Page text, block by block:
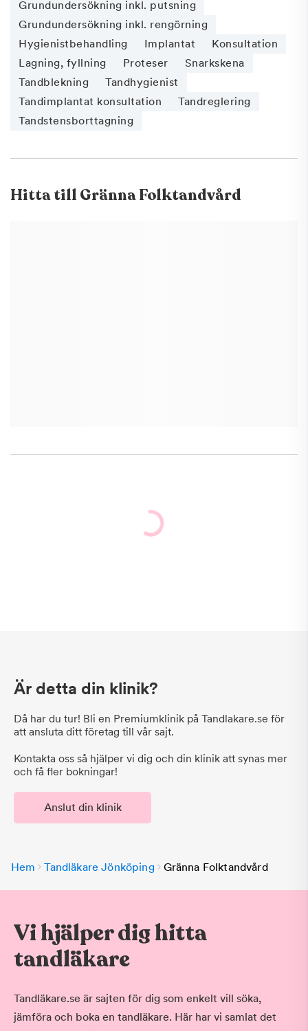
Grundundersökning inkl. putsning
Grundundersökning inkl. rengörning
Hygienistbehandling
Implantat
Konsultation
Lagning, fyllning
Proteser
Snarkskena
Tandblekning
Tandhygienist
Tandimplantat konsultation
Tandreglering
Tandstensborttagning
Hitta till Gränna Folktandvård
Är detta din klinik?
Då har du tur! Bli en Premiumklinik på Tandlakare.se för
att ansluta ditt företag till vår sajt.
Kontakta oss så hjälper vi dig och din klinik att synas mer
och få fler bokningar!
Anslut din klinik
Hem Tandläkare Jönköping Gränna Folktandvård
Vi hjälper dig hitta
tandläkare
Tandläkare.se är sajten för dig som enkelt vill söka,
jämföra och boka en tandläkare. Här har vi samlat det